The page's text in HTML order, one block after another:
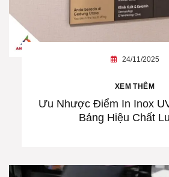
Ưu Nhược Điểm In Inox
Bảng Hiệu Chất
24/11/2025
XEM THÊM